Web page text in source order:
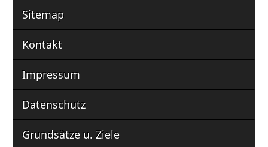
Sitemap
Kontakt
Impressum
Datenschutz
Grundsätze u. Ziele